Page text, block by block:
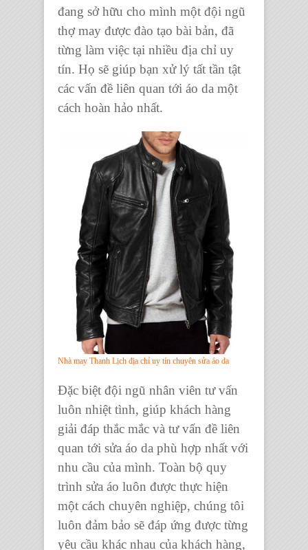
đang sở hữu cho mình một đội ngũ
thợ may được đào tạo bài bản, đã
từng làm việc tại nhiều địa chỉ uy
tín. Họ sẽ giúp bạn xử lý tất tần tật
các vấn đề liên quan tới áo da một
cách hoàn hảo nhất.
Nhà may Thanh Lịch địa chỉ uy tín chuyên sửa áo da
Đặc biệt đội ngũ nhân viên tư vấn
luôn nhiệt tình, giúp khách hàng
giải đáp thắc mắc và tư vấn đề liên
quan tới sửa áo da phù hợp nhất với
nhu cầu của mình. Toàn bộ quy
trình sửa áo luôn được thực hiện
một cách chuyên nghiệp, chúng tôi
luôn đảm bảo sẽ đáp ứng được từng
yêu cầu khác nhau của khách hàng,